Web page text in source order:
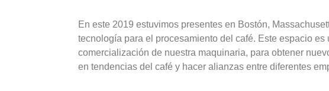
En este 2019 estuvimos presentes en Bostón,
tecnología para el procesamiento del café. Este espacio es
comercialización de nuestra maquinaria, para obtener
en tendencias del café y hacer alianzas entre diferentes